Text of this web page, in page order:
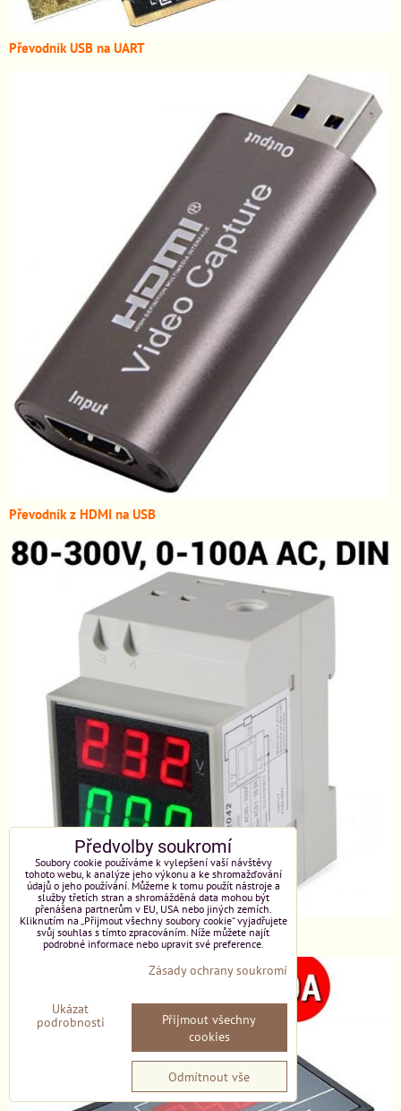
Převodník USB na UART
Převodník z HDMI na USB
mpérmetr/voltmetr
Předvolby soukromí
Soubory cookie používáme k vylepšení vaší návštěvy
tohoto webu, k analýze jeho výkonu a ke shromažďování
údajů o jeho používání. Můžeme k tomu použít nástroje a
služby třetích stran a shromážděná data mohou být
přenášena partnerům v EU, USA nebo jiných zemích.
Kliknutím na „Přijmout všechny soubory cookie“ vyjadřujete
svůj souhlas s tímto zpracováním. Níže můžete najít
podrobné informace nebo upravit své preference.
Zásady ochrany soukromí
Ukázat
podrobnosti
Přijmout všechny
cookies
Odmítnout vše